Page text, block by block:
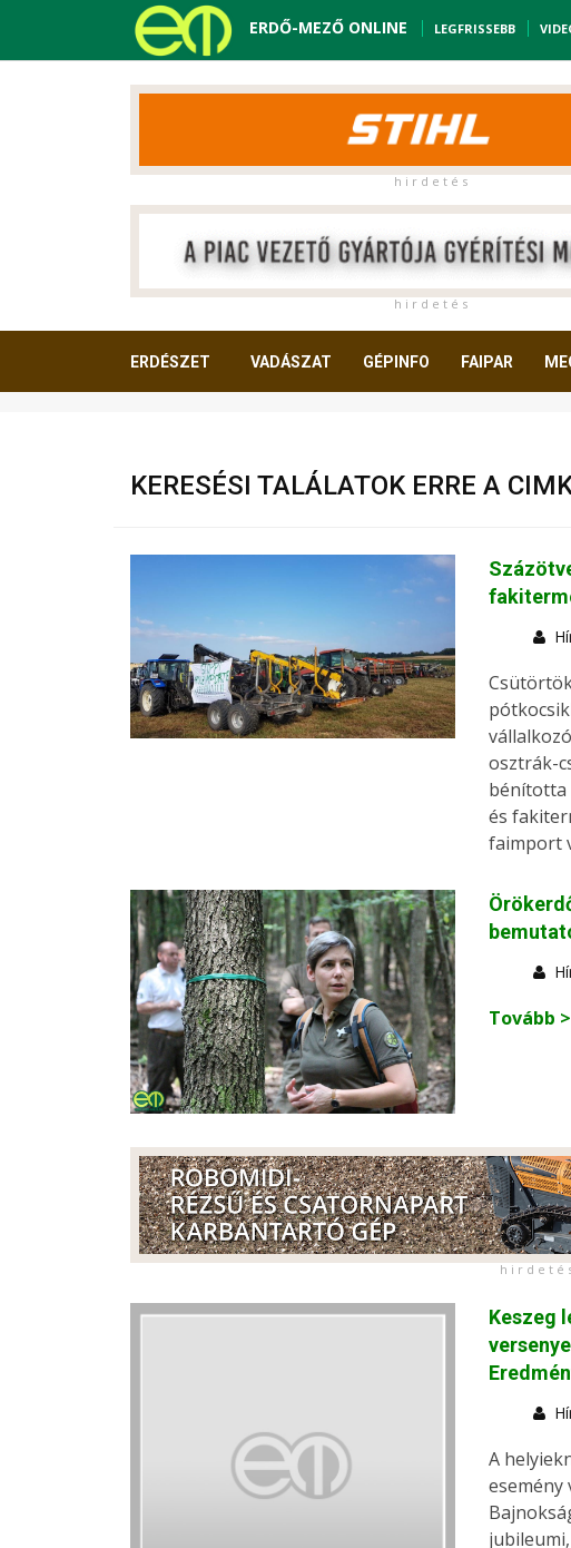
ERDŐ-MEZŐ ONLINE LEGFRISSEBB
h i r d e t é s
h i r d e t é s
ERDÉSZET VADÁSZAT GÉPINFO FAIPAR
KERESÉSI TALÁLATOK ERRE A
osztrák-
bénította
és
faimport
Tovább
h i r d e t é
Keszeg
A
esemény